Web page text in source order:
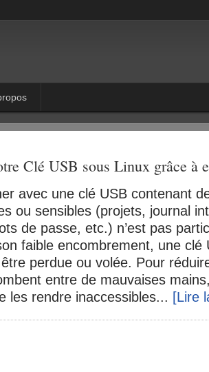
Clé USB sous Linux grâce à
avec une clé USB contenant
ou sensibles (projets, journal
de passe, etc.) n’est pas
faible encombrement, une clé
perdue ou volée. Pour
entre de mauvaises
les rendre inaccessibles... [Lire